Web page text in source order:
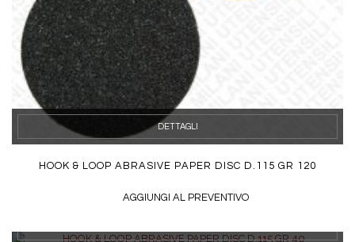
DETTAGLI
HOOK & LOOP ABRASIVE PAPER DISC D.115 GR 120
AGGIUNGI AL PREVENTIVO